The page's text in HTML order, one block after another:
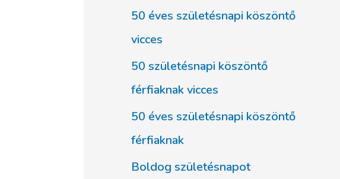
50 éves születésnapi köszöntő
vicces
50 születésnapi köszöntő
férfiaknak vicces
50 éves születésnapi köszöntő
férfiaknak
Boldog születésnapot